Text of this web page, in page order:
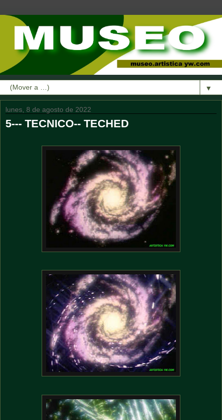
▼
lunes, 8 de agosto de 2022
5--- TECNICO-- TECHED